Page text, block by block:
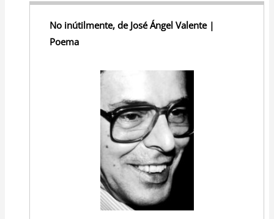
No inútilmente, de José Ángel Valente |
Poema